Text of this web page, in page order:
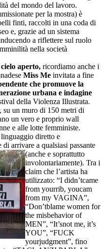
del mondo del lavoro.
per la mostra) è
finti, raccolti in una coda di
e, grazie ad un sistema
a riflettere sul ruolo
nella società
aperto, ricordiamo anche i
Miss Me invitata a fine
che promuove la
urbana e indagine
della Violenza Illustrata.
su un muro di 150 metri di
un vero e proprio wall
e alle lotte femministe.
diretto e
di arrivare a qualsiasi passante
(anche e soprattutto
involontariamente). Tra i
claim che l’artista ha
utilizzato: “I didn’tcame
from yourrib, youcam
from my VAGINA”,
“Don’tblame women for
the misbehavior of
MEN”, “It’snot me, it’s
YOU”, “FUCK
yourjudgment”, fino